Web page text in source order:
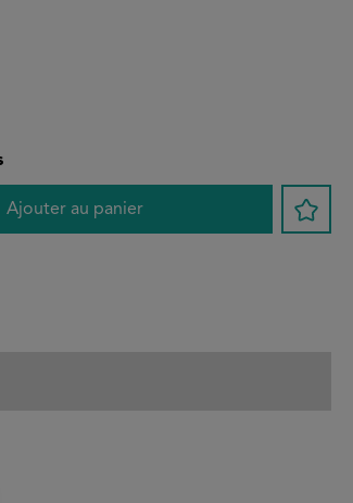
souhaitée ou
Ajouter au panier